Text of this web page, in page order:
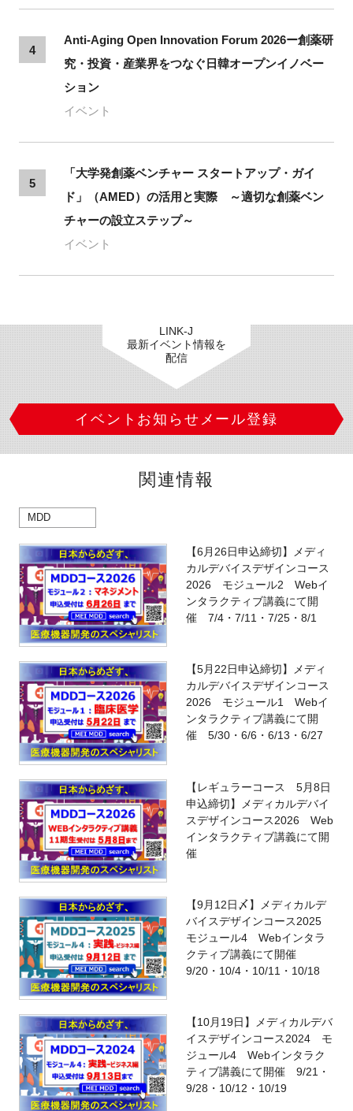
4
Anti-Aging Open Innovation Forum 2026ー創薬研
究・投資・産業界をつなぐ日韓オープンイノベー
ション
イベント
5
「大学発創薬ベンチャー スタートアップ・ガイ
ド」（AMED）の活用と実際 ～適切な創薬ベン
チャーの設立ステップ～
イベント
LINK-J
最新イベント情報を
配信
イベントお知らせメール登録
関連情報
MDD
【6月26日申込締切】メディ
カルデバイスデザインコース
2026 モジュール2 Webイ
ンタラクティブ講義にて開
催 7/4・7/11・7/25・8/1
【5月22日申込締切】メディ
カルデバイスデザインコース
2026 モジュール1 Webイ
ンタラクティブ講義にて開
催 5/30・6/6・6/13・6/27
【レギュラーコース 5月8日
申込締切】メディカルデバイ
スデザインコース2026 Web
インタラクティブ講義にて開
催
【9月12日〆】メディカルデ
バイスデザインコース2025
モジュール4 Webインタラ
クティブ講義にて開催
9/20・10/4・10/11・10/18
【10月19日】メディカルデバ
イスデザインコース2024 モ
ジュール4 Webインタラク
ティブ講義にて開催 9/21・
9/28・10/12・10/19